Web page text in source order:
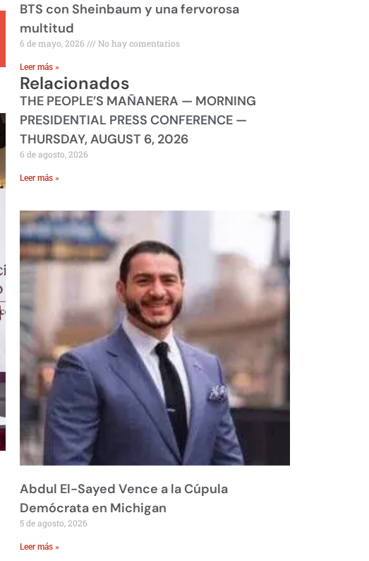
BTS con Sheinbaum y una fervorosa
multitud
6 de mayo, 2026 No hay comentarios
Leer más »
Relacionados
THE PEOPLE’S MAÑANERA — MORNING
PRESIDENTIAL PRESS CONFERENCE —
THURSDAY, AUGUST 6, 2026
6 de agosto, 2026
Leer más »
Abdul El-Sayed Vence a la Cúpula
Demócrata en Michigan
5 de agosto, 2026
Leer más »